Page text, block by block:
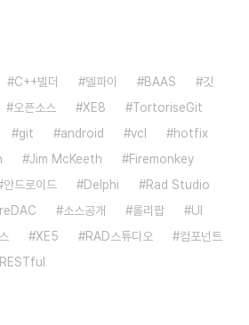
C++빌더 델파이 BAAS
깃
오픈소스 XE8
TortoriseGit
git android vcl
hotfix
Jim McKeeth
Firemonkey
안드로이드 Delphi
Rad Studio
소스공개 롤리팝
UI
XE5 RAD스튜디오
컴포넌트
RESTful